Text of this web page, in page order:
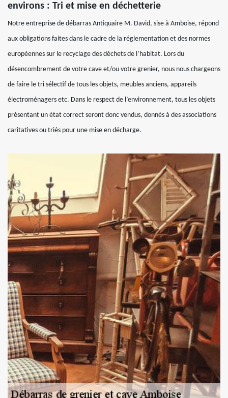
environs : Tri et mise en déchetterie
Notre entreprise de débarras Antiquaire M. David, sise à Amboise, répond
aux obligations faites dans le cadre de la réglementation et des normes
européennes sur le recyclage des déchets de l’habitat. Lors du
désencombrement de votre cave et/ou votre grenier, nous nous chargeons
de faire le tri sélectif de tous les objets, meubles anciens, appareils
électroménagers etc. Dans le respect de l’environnement, tous les objets
présentant un état correct seront donc vendus, donnés à des associations
caritatives ou triés pour une mise en décharge.